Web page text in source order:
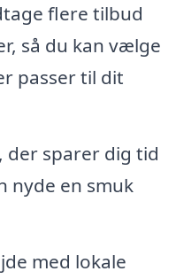
flere tilbud
så du kan vælge
passer til dit
der sparer dig tid
nyde en smuk
med lokale